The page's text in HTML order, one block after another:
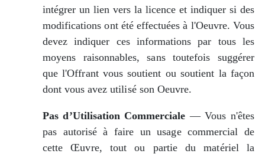
intégrer un lien vers la licence et indiquer si des
modifications ont été effectuées à l'Oeuvre. Vous
devez indiquer ces informations par tous les
moyens raisonnables, sans toutefois suggérer
que l'Offrant vous soutient ou soutient la façon
dont vous avez utilisé son Oeuvre.
Pas d’Utilisation Commerciale — Vous n'êtes
pas autorisé à faire un usage commercial de
cette Œuvre, tout ou partie du matériel la